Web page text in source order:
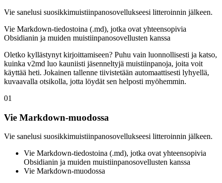
Vie sanelusi suosikkimuistiinpanosovellukseesi litteroinnin jälkeen.
Vie Markdown-tiedostoina (.md), jotka ovat yhteensopivia
Obsidianin ja muiden muistiinpanosovellusten kanssa
Oletko kyllästynyt kirjoittamiseen? Puhu vain luonnollisesti ja katso,
kuinka v2md luo kauniisti jäsenneltyjä muistiinpanoja, joita voit
käyttää heti. Jokainen tallenne tiivistetään automaattisesti lyhyellä,
kuvaavalla otsikolla, jotta löydät sen helposti myöhemmin.
01
Vie Markdown-muodossa
Vie sanelusi suosikkimuistiinpanosovellukseesi litteroinnin jälkeen.
Vie Markdown-tiedostoina (.md), jotka ovat yhteensopivia
Obsidianin ja muiden muistiinpanosovellusten kanssa
Vie Markdown-muodossa